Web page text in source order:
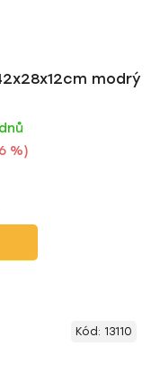
modrý
%)
Kód: 13110